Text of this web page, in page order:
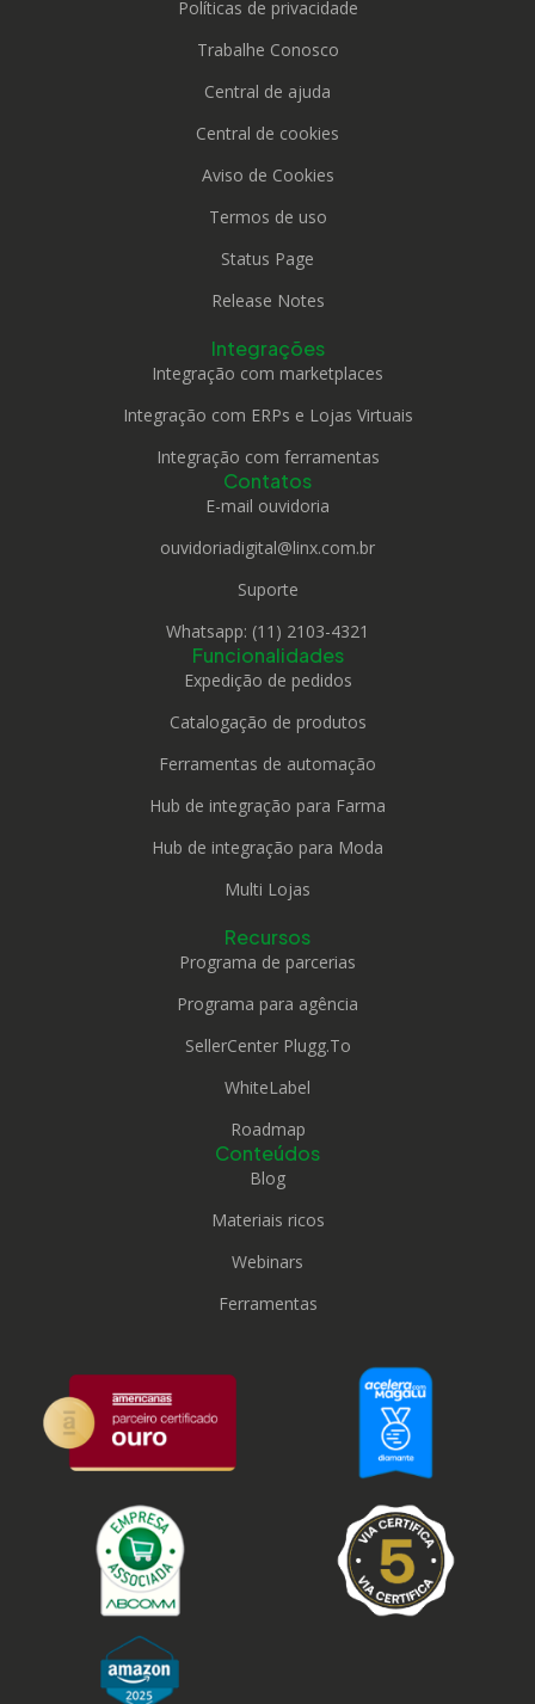
Políticas de privacidade
Trabalhe Conosco
Central de ajuda
Central de cookies
Aviso de Cookies
Termos de uso
Status Page
Release Notes
Integrações
Integração com marketplaces
Integração com ERPs e Lojas Virtuais
Integração com ferramentas
Contatos
E-mail ouvidoria
ouvidoriadigital@linx.com.br
Suporte
Whatsapp: (11) 2103-4321
Funcionalidades
Expedição de pedidos
Catalogação de produtos
Ferramentas de automação
Hub de integração para Farma
Hub de integração para Moda
Multi Lojas
Recursos
Programa de parcerias
Programa para agência
SellerCenter Plugg.To
WhiteLabel
Roadmap
Conteúdos
Blog
Materiais ricos
Webinars
Ferramentas